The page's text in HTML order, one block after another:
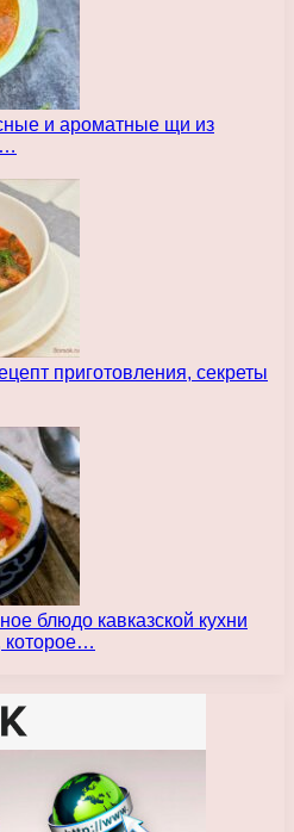
и ароматные щи из
приготовления, секреты
блюдо кавказской кухни
которое…